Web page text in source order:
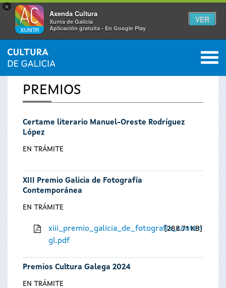
×
Axenda Cultura
Xunta de Galicia
Aplicación gratuíta - En Google Play
VER
Vostede
está
aquí
INICIO 0
PREMIOS
Certame literario Manuel-Oreste Rodríguez
López
EN TRÁMITE
XIII Premio Galicia de Fotografía
Contemporánea
EN TRÁMITE
gl.pdf
288.71 KB
Premios Cultura Galega 2024
EN TRÁMITE